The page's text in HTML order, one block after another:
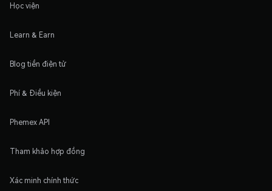
Học viện
Learn & Earn
Blog tiền điện tử
Phí & Điều kiện
Phemex API
Tham khảo hợp đồng
Xác minh chính thức